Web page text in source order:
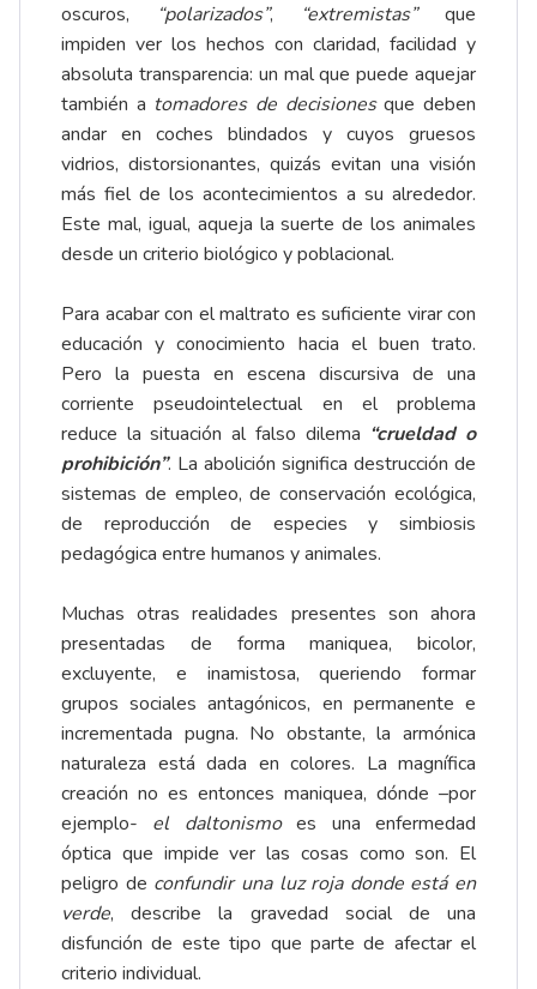
oscuros,
“polarizados”, “extremistas”que
impiden ver los hechos con claridad, facilidad y
absoluta transparencia: un mal que puede aquejar
también a tomadores de decisionesque deben
andar en coches blindados y cuyos gruesos
vidrios, distorsionantes, quizás evitan una visión
más fiel de los acontecimientos a su alrededor.
Este mal, igual, aqueja la suerte de los animales
desde un criterio biológico y poblacional.
Para acabar con el maltrato es suficiente virar con
educación y conocimiento hacia el buen trato.
Pero la puesta en escena discursiva de una
corriente pseudointelectual en el problema
reduce la situación al falso dilema “crueldad o
prohibición”. La abolición significa destrucción de
sistemas de empleo, de conservación ecológica,
de reproducción de especies y simbiosis
pedagógica entre humanos y animales.
Muchas otras realidades presentes son ahora
presentadas de forma maniquea, bicolor,
excluyente, e inamistosa, queriendo formar
grupos sociales antagónicos, en permanente e
incrementada pugna. No obstante, la armónica
naturaleza está dada en colores. La magnífica
creación no es entonces maniquea, dónde –por
ejemplo- el daltonismoes una enfermedad
óptica que impide ver las cosas como son. El
peligro de confundir una luz roja donde está en
verde, describe la gravedad social de una
disfunción de este tipo que parte de afectar el
criterio individual.